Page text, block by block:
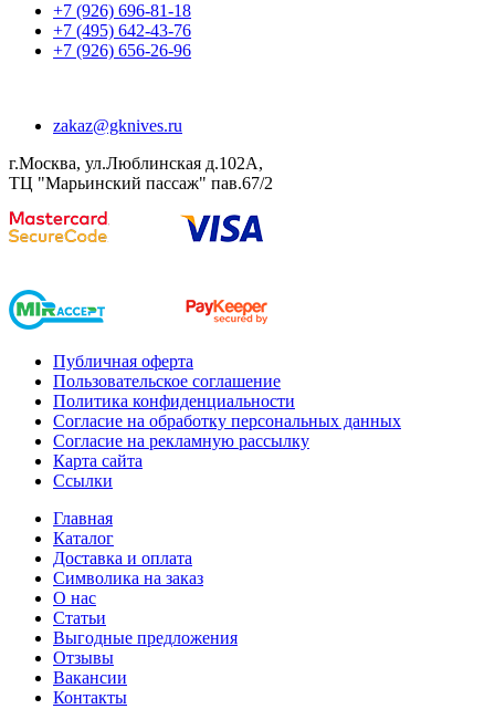
+7 (926) 696-81-18
+7 (495) 642-43-76
+7 (926) 656-26-96
zakaz@gknives.ru
г.Москва, ул.Люблинская д.102А,
ТЦ "Марьинский пассаж" пав.67/2
Публичная оферта
Пользовательское соглашение
Политика конфиденциальности
Согласие на обработку персональных данных
Согласие на рекламную рассылку
Карта сайта
Ссылки
Главная
Каталог
Доставка и оплата
Символика на заказ
О нас
Статьи
Выгодные предложения
Отзывы
Вакансии
Контакты